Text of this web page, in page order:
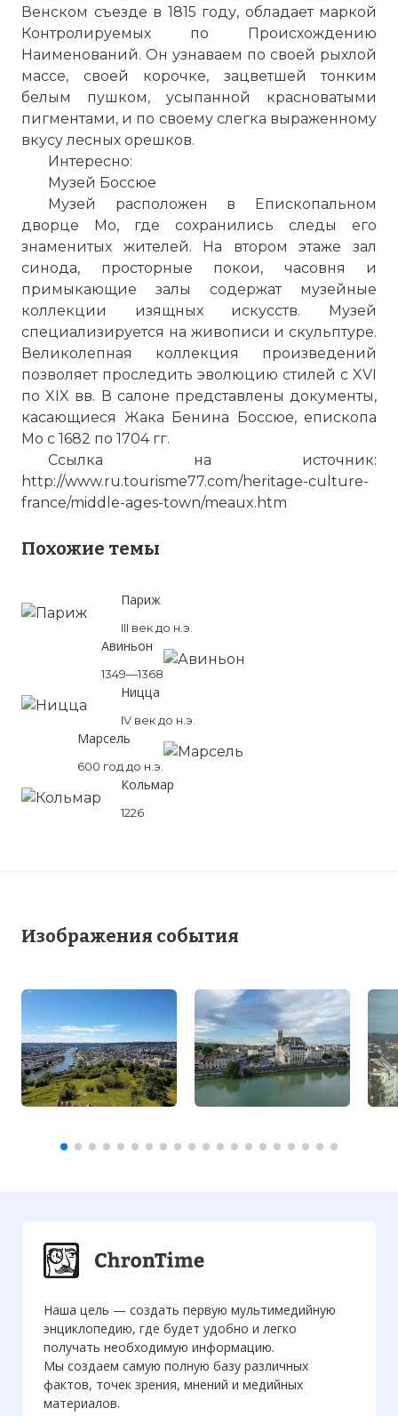
Венском съезде в 1815 году, обладает маркой
Контролируемых по Происхождению
Наименований. Он узнаваем по своей рыхлой
массе, своей корочке, зацветшей тонким
белым пушком, усыпанной красноватыми
пигментами, и по своему слегка выраженному
вкусулесных орешков.
Интересно:
Музей Боссюе
Музей расположен в Епископальном
дворце Мо, где сохранились следы его
знаменитых жителей. На втором этаже зал
синода, просторные покои, часовня и
примыкающие залы содержат музейные
коллекции изящных искусств. Музей
специализируется на живописи и скульптуре.
Великолепная коллекция произведений
позволяет проследить эволюцию стилей с XVI
по XIX вв. В салоне представлены документы,
касающиеся Жака Бенина Боссюе, епископа
Мо с 1682 по 1704 гг.
Ссылка на источник:
http://www.ru.tourisme77.com/heritage-culture-
france/middle-ages-town/meaux.htm
Похожие темы
Париж
III век до н.э.
Авиньон
1349—1368
Ницца
IV век до н.э.
Марсель
600 год до н.э.
Кольмар
1226
Изображения события
Наша цель — создать первую мультимедийную
энциклопедию, где будет удобно и легко
получать необходимую информацию.
Мы создаем самую полную базу различных
фактов, точек зрения, мнений и медийных
материалов.